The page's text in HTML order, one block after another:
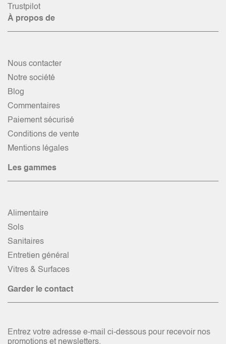
Trustpilot
À propos de
Nous contacter
Notre société
Blog
Commentaires
Paiement sécurisé
Conditions de vente
Mentions légales
Les gammes
Alimentaire
Sols
Sanitaires
Entretien général
Vitres & Surfaces
Garder le contact
Entrez votre adresse e-mail ci-dessous pour recevoir nos
promotions et newsletters.